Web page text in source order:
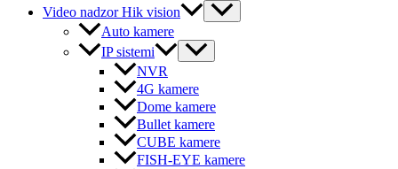
Video nadzor Hik vision
Menu
Toggle
Auto kamere
IP sistemi
Menu
Toggle
NVR
4G kamere
Dome kamere
Bullet kamere
CUBE kamere
FISH-EYE kamere